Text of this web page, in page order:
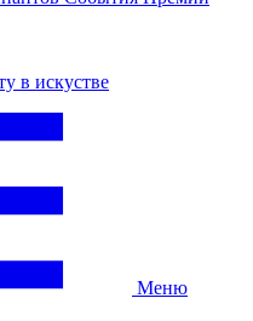
в искустве
Меню